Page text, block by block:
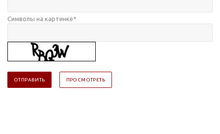
Символы на картинке*